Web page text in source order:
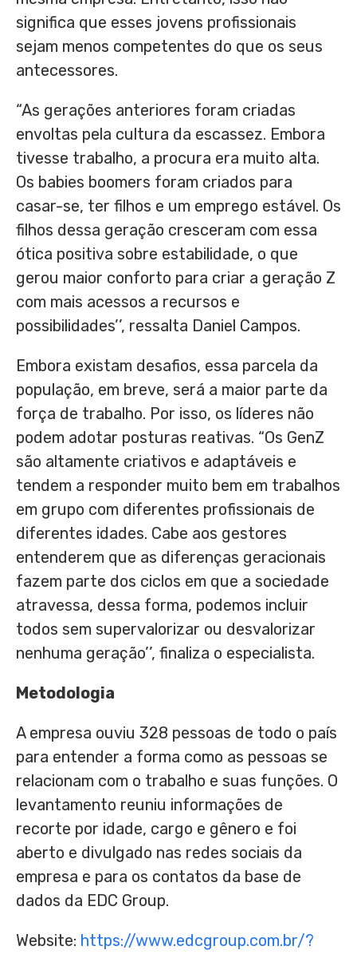
significa que esses jovens profissionais
sejam menos competentes do que os seus
antecessores.
“As gerações anteriores foram criadas
envoltas pela cultura da escassez. Embora
tivesse trabalho, a procura era muito alta.
Os babies boomers foram criados para
casar-se, ter filhos e um emprego estável. Os
filhos dessa geração cresceram com essa
ótica positiva sobre estabilidade, o que
gerou maior conforto para criar a geração Z
com mais acessos a recursos e
possibilidades’’, ressalta Daniel Campos.
Embora existam desafios, essa parcela da
população, em breve, será a maior parte da
força de trabalho. Por isso, os líderes não
podem adotar posturas reativas. “Os GenZ
são altamente criativos e adaptáveis e
tendem a responder muito bem em trabalhos
em grupo com diferentes profissionais de
diferentes idades. Cabe aos gestores
entenderem que as diferenças geracionais
fazem parte dos ciclos em que a sociedade
atravessa, dessa forma, podemos incluir
todos sem supervalorizar ou desvalorizar
nenhuma geração’’, finaliza o especialista.
Metodologia
A empresa ouviu 328 pessoas de todo o país
para entender a forma como as pessoas se
relacionam com o trabalho e suas funções. O
levantamento reuniu informações de
recorte por idade, cargo e gênero e foi
aberto e divulgado nas redes sociais da
empresa e para os contatos da base de
dados da EDC Group.
Website: https://www.edcgroup.com.br/?